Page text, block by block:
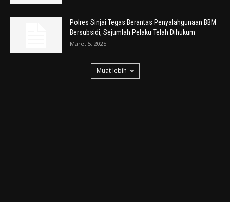
Polres Sinjai Tegas Berantas Penyalahgunaan BBM
Bersubsidi, Sejumlah Pelaku Telah Dihukum
Maret 5, 2025
Muat lebih